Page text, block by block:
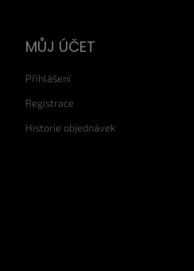
MŮJ ÚČET
Přihlášení
Registrace
Historie objednávek